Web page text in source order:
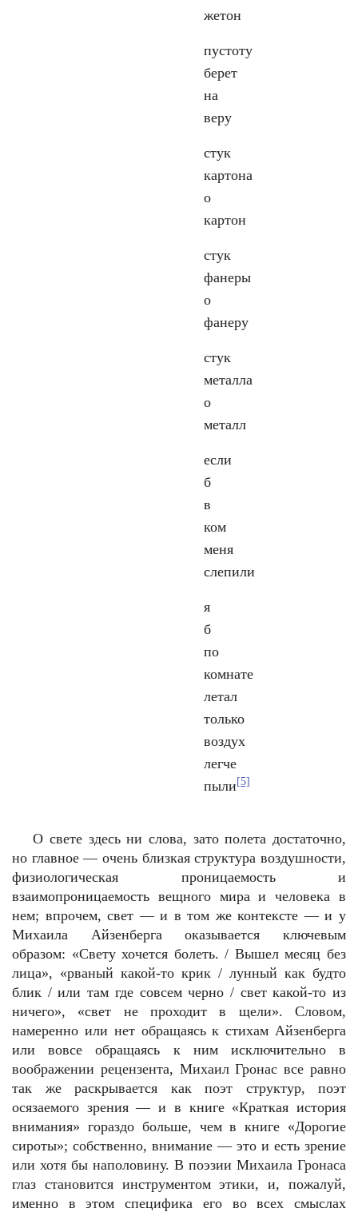
жетон
пустоту
берет
на
веру
стук
картона
о
картон
стук
фанеры
о
фанеру
стук
металла
о
металл
если
б
в
ком
меня
слепили
я
б
по
комнате
летал
только
воздух
легче
пыли [5]
О свете здесь ни слова, зато полета достаточно,
но главное — очень близкая структура воздушности,
физиологическая проницаемость и
взаимопроницаемость вещного мира и человека в
нем; впрочем, свет — и в том же контексте — и у
Михаила Айзенберга оказывается ключевым
образом: «Свету хочется болеть. / Вышел месяц без
лица», «рваный какой-то крик / лунный как будто
блик / или там где совсем черно / свет какой-то из
ничего», «свет не проходит в щели». Словом,
намеренно или нет обращаясь к стихам Айзенберга
или вовсе обращаясь к ним исключительно в
воображении рецензента, Михаил Гронас все равно
так же раскрывается как поэт структур, поэт
осязаемого зрения — и в книге «Краткая история
внимания» гораздо больше, чем в книге «Дорогие
сироты»; собственно, внимание — это и есть зрение
или хотя бы наполовину. В поэзии Михаила Гронаса
глаз становится инструментом этики, и, пожалуй,
именно в этом специфика его во всех смыслах